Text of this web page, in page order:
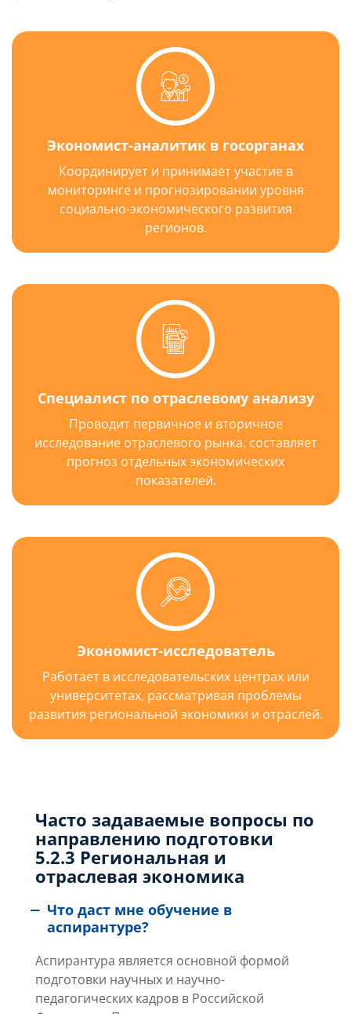
Экономист-аналитик в госорганах
Координирует и принимает участие в
мониторинге и прогнозировании уровня
социально-экономического развития
регионов.
Специалист по отраслевому анализу
Проводит первичное и вторичное
исследование отраслевого рынка, составляет
прогноз отдельных экономических
показателей.
Экономист-исследователь
Работает в исследовательских центрах или
университетах, рассматривая проблемы
развития региональной экономики и отраслей.
Часто задаваемые вопросы по
направлению подготовки
5.2.3 Региональная и
отраслевая экономика
Что даст мне обучение в
аспирантуре?
Аспирантура является основной формой
подготовки научных и научно-
педагогических кадров в Российской